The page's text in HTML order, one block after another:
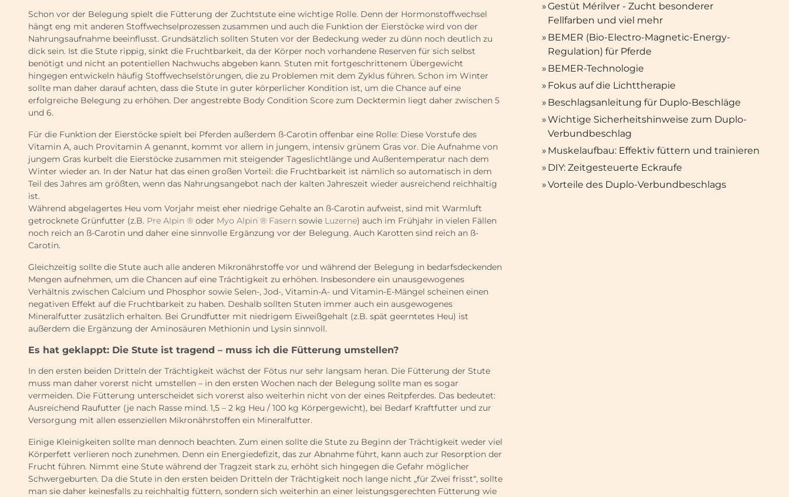
Schon vor der Belegung spielt die Fütterung der Zuchtstute eine wichtige Rolle. Denn der Hormonstoffwechsel
hängt eng mit anderen Stoffwechselprozessen zusammen und auch die Funktion der Eierstöcke wird von der
Nahrungsaufnahme beeinflusst. Grundsätzlich sollten Stuten vor der Bedeckung weder zu dünn noch deutlich zu
dick sein. Ist die Stute rippig, sinkt die Fruchtbarkeit, da der Körper noch vorhandene Reserven für sich selbst
benötigt und nicht an potentiellen Nachwuchs abgeben kann. Stuten mit fortgeschrittenem Übergewicht
hingegen entwickeln häufig Stoffwechselstörungen, die zu Problemen mit dem Zyklus führen. Schon im Winter
sollte man daher darauf achten, dass die Stute in guter körperlicher Kondition ist, um die Chance auf eine
erfolgreiche Belegung zu erhöhen. Der angestrebte Body Condition Score zum Decktermin liegt daher zwischen 5
und 6.
Für die Funktion der Eierstöcke spielt bei Pferden außerdem ß-Carotin offenbar eine Rolle: Diese Vorstufe des
Vitamin A, auch Provitamin A genannt, kommt vor allem in jungem, intensiv grünem Gras vor. Die Aufnahme von
jungem Gras kurbelt die Eierstöcke zusammen mit steigender Tageslichtlänge und Außentemperatur nach dem
Winter wieder an. In der Natur hat das einen großen Vorteil: die Fruchtbarkeit ist nämlich so automatisch in dem
Teil des Jahres am größten, wenn das Nahrungsangebot nach der kalten Jahreszeit wieder ausreichend reichhaltig
ist.
Während abgelagertes Heu vom Vorjahr meist eher niedrige Gehalte an ß-Carotin aufweist, sind mit Warmluft
getrocknete Grünfutter (z.B. Pre Alpin ® oder Myo Alpin ® Fasern sowie Luzerne) auch im Frühjahr in vielen Fällen
noch reich an ß-Carotin und daher eine sinnvolle Ergänzung vor der Belegung. Auch Karotten sind reich an ß-
Carotin.
Gleichzeitig sollte die Stute auch alle anderen Mikronährstoffe vor und während der Belegung in bedarfsdeckenden
Mengen aufnehmen, um die Chancen auf eine Trächtigkeit zu erhöhen. Insbesondere ein unausgewogenes
Verhältnis zwischen Calcium und Phosphor sowie Selen-, Jod-, Vitamin-A- und Vitamin-E-Mängel scheinen einen
negativen Effekt auf die Fruchtbarkeit zu haben. Deshalb sollten Stuten immer auch ein ausgewogenes
Mineralfutter zusätzlich erhalten. Bei Grundfutter mit niedrigem Eiweißgehalt (z.B. spät geerntetes Heu) ist
außerdem die Ergänzung der Aminosäuren Methionin und Lysin sinnvoll.
Es hat geklappt: Die Stute ist tragend – muss ich die Fütterung umstellen?
In den ersten beiden Dritteln der Trächtigkeit wächst der Fötus nur sehr langsam heran. Die Fütterung der Stute
muss man daher vorerst nicht umstellen – in den ersten Wochen nach der Belegung sollte man es sogar
vermeiden. Die Fütterung unterscheidet sich vorerst also weiterhin nicht von der eines Reitpferdes. Das bedeutet:
Ausreichend Raufutter (je nach Rasse mind. 1,5 – 2 kg Heu / 100 kg Körpergewicht), bei Bedarf Kraftfutter und zur
Versorgung mit allen essenziellen Mikronährstoffen ein Mineralfutter.
Einige Kleinigkeiten sollte man dennoch beachten. Zum einen sollte die Stute zu Beginn der Trächtigkeit weder viel
Körperfett verlieren noch zunehmen. Denn ein Energiedefizit, das zur Abnahme führt, kann auch zur Resorption der
Frucht führen. Nimmt eine Stute während der Tragzeit stark zu, erhöht sich hingegen die Gefahr möglicher
Schwergeburten. Da die Stute in den ersten beiden Dritteln der Trächtigkeit noch lange nicht „für Zwei frisst“, sollte
man sie daher keinesfalls zu reichhaltig füttern, sondern sich weiterhin an einer leistungsgerechten Fütterung wie
»Gestüt Mérilver - Zucht besonderer
Fellfarben und viel mehr
» BEMER (Bio-Electro-Magnetic-Energy-
Regulation) für Pferde
» BEMER-Technologie
» Fokus auf die Lichttherapie
» Beschlagsanleitung für Duplo-Beschläge
»Wichtige Sicherheitshinweise zum Duplo-
Verbundbeschlag
» Muskelaufbau: Effektiv füttern und trainieren
» DIY: Zeitgesteuerte Eckraufe
»Vorteile des Duplo-Verbundbeschlags